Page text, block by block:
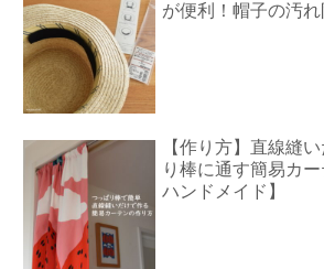
が便利！帽子の汚
【作り方】直線縫
り棒に通す簡易カ
ハンドメイド】